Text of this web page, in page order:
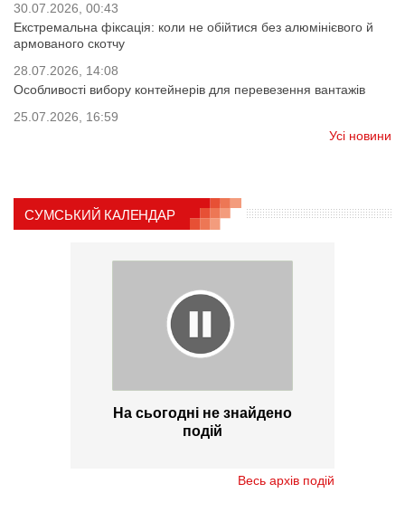
30.07.2026, 00:43
Екстремальна фіксація: коли не обійтися без алюмінієвого й
армованого скотчу
28.07.2026, 14:08
Особливості вибору контейнерів для перевезення вантажів
25.07.2026, 16:59
Усі новини
СУМСЬКИЙ КАЛЕНДАР
На сьогодні не знайдено
подій
Весь архів подій